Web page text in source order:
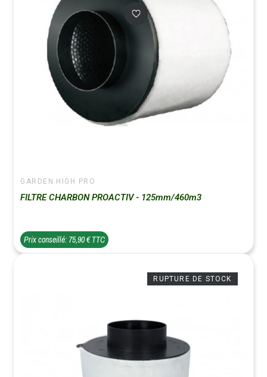
GARDEN HIGH PRO
FILTRE CHARBON PROACTIV - 125mm/460m3
Prix conseillé: 75,90 € TTC
RUPTURE DE STOCK